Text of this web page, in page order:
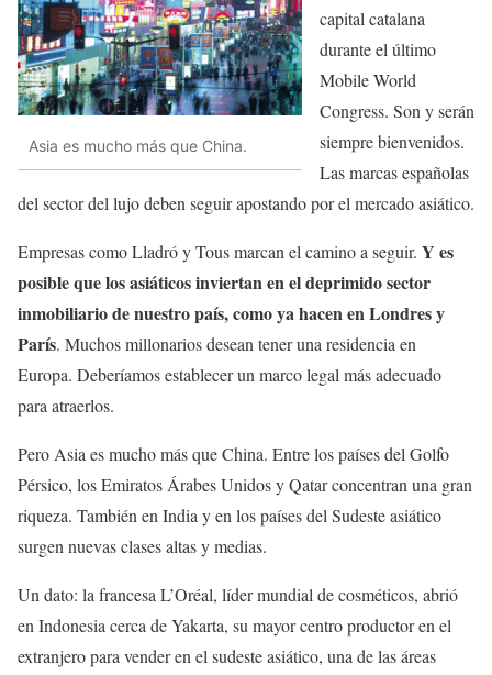
Asia es mucho más que China.
capital catalana
durante el último
Mobile World
Congress. Son y serán
siempre bienvenidos.
Las marcas españolas
del sector del lujo deben seguir apostando por el mercado asiático.
Empresas como Lladró y Tous marcan el camino a seguir. Y es
posible que los asiáticos inviertan en el deprimido sector
inmobiliario de nuestro país, como ya hacen en Londres y
París. Muchos millonarios desean tener una residencia en
Europa. Deberíamos establecer un marco legal más adecuado
para atraerlos.
Pero Asia es mucho más que China. Entre los países del Golfo
Pérsico, los Emiratos Árabes Unidos y Qatar concentran una gran
riqueza. También en India y en los países del Sudeste asiático
surgen nuevas clases altas y medias.
Un dato: la francesa L’Oréal, líder mundial de cosméticos, abrió
en Indonesia cerca de Yakarta, su mayor centro productor en el
extranjero para vender en el sudeste asiático, una de las áreas